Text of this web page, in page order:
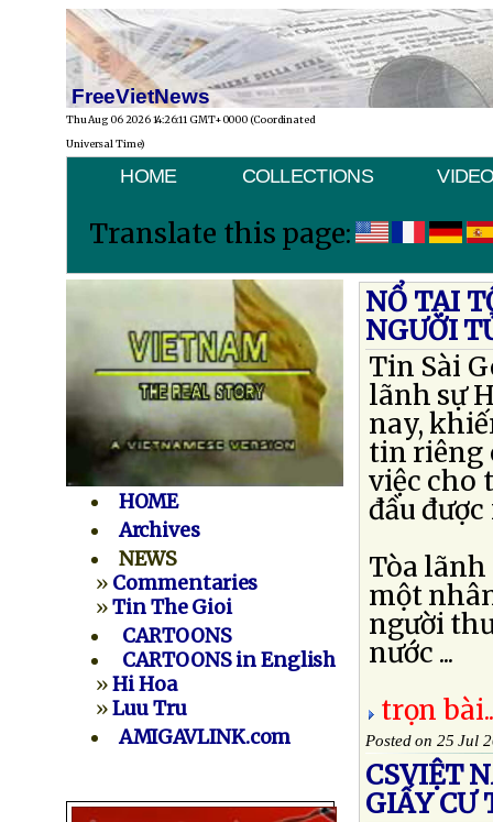
FreeVietNews
Thu Aug 06 2026 14:26:11 GMT+0000 (Coordinated
Universal Time)
HOME COLLECTIONS
Translate this page:
HOME
Archives
NEWS
» Commentaries
»Tin The Gioi
CARTOONS
CARTOONS in English
»Hi Hoa
»Luu Tru
AMIGAVLINK.com
NỔ TẠI
NGƯỜI
Tin Sài
lãnh sự
nay,
tin riêng
việc cho
đầu
Tòa
một
người
nước ...
trọn
Posted on 25 Jul
CSVIỆT
GIẤY CƯ